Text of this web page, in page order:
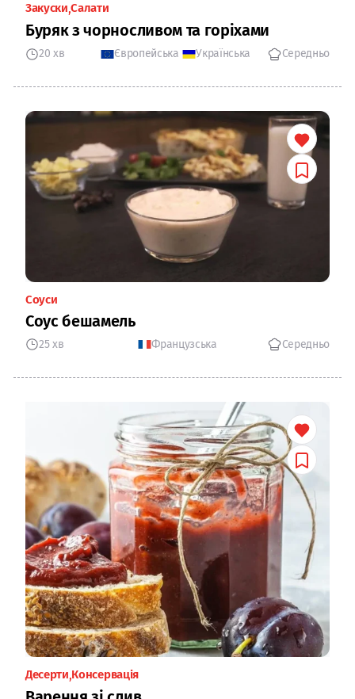
Закуски Салати
Буряк з чорносливом та горіхами
20 хв Європейська Українська Середньо
Соуси
Соус бешамель
25 хв Французська Середньо
Десерти Консервація